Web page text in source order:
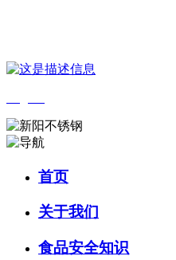
首页
关于我们
食品安全知识